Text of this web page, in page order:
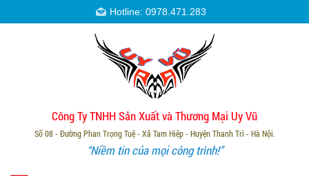
Hotline: 0978.471.283
Công Ty TNHH Sản Xuất và Thương Mại Uy Vũ
Số 08 - Đường Phan Trọng Tuệ - Xã Tam Hiệp - Huyện Thanh Trì - Hà Nội.
“Niềm tin của mọi công trình!”